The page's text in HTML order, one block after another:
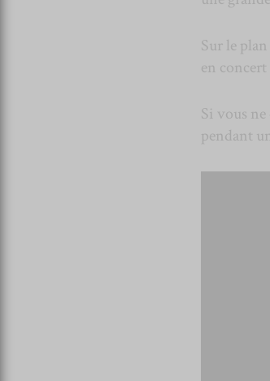
Sur le
en
Si vous ne
pendant